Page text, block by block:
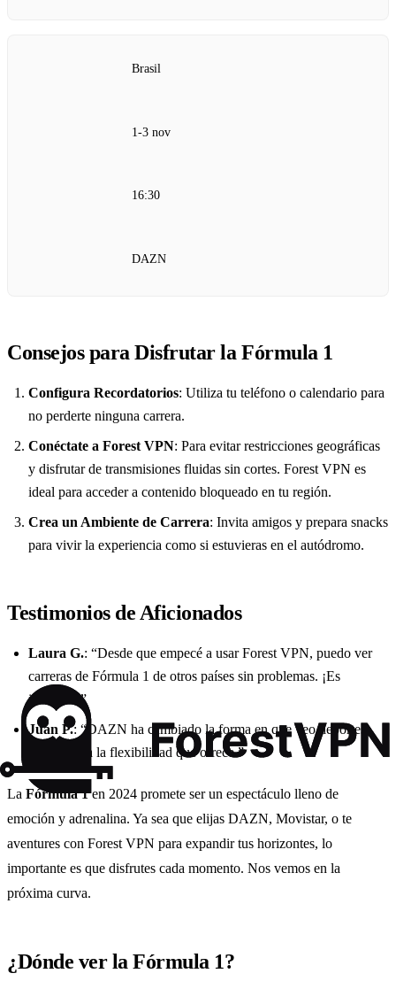
Brasil
1-3 nov
16:30
DAZN
Consejos para Disfrutar la Fórmula 1
Configura Recordatorios: Utiliza tu teléfono o calendario para
no perderte ninguna carrera.
Conéctate a Forest VPN: Para evitar restricciones geográficas
y disfrutar de transmisiones fluidas sin cortes. Forest VPN es
ideal para acceder a contenido bloqueado en tu región.
Crea un Ambiente de Carrera: Invita amigos y prepara snacks
para vivir la experiencia como si estuvieras en el autódromo.
Testimonios de Aficionados
Laura G.: “Desde que empecé a usar Forest VPN, puedo ver
carreras de Fórmula 1 de otros países sin problemas. ¡Es
increíble!”
Juan P.: “DAZN ha cambiado la forma en que veo deportes.
Me encanta la flexibilidad que ofrece.”
La Fórmula 1en 2024 promete ser un espectáculo lleno de
emoción y adrenalina. Ya sea que elijas DAZN, Movistar, o te
aventures con Forest VPN para expandir tus horizontes, lo
importante es que disfrutes cada momento. Nos vemos en la
próxima curva.
¿Dónde ver la Fórmula 1?